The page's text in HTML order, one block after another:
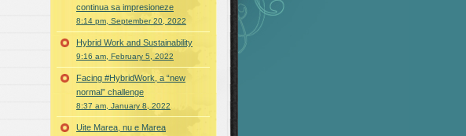
continua sa impresioneze
8:14 pm, September 20, 2022
Hybrid Work and Sustainability
9:16 am, February 5, 2022
Facing #HybridWork, a “new
normal” challenge
8:37 am, January 8, 2022
Uite Marea, nu e Marea